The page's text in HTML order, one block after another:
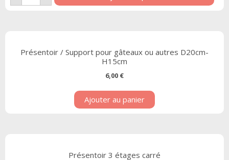
Présentoir / Support pour gâteaux ou autres D20cm-
H15cm
6,00 €
Ajouter au panier
Présentoir 3 étages carré